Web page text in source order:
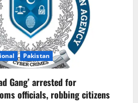
Pakistan
Gang’ arrested for
officials, robbing citizens